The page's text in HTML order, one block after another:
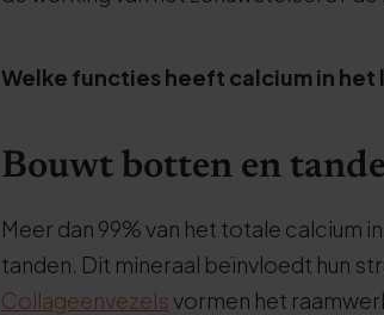
Welke functies heeft calcium in het
Bouwt botten en
Meer dan 99% van het totale calcium
tanden. Dit mineraal beïnvloedt hun
Collageenvezelsvormen het